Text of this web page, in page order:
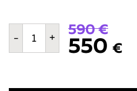
-
товара
NAABRIMEHEST
+
590 €
550 €